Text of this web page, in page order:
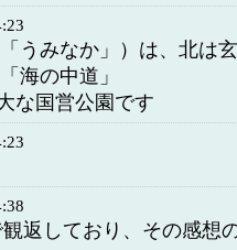
うみなか」）は、北は
海の中道」
な国営公園です
返しており、その感想